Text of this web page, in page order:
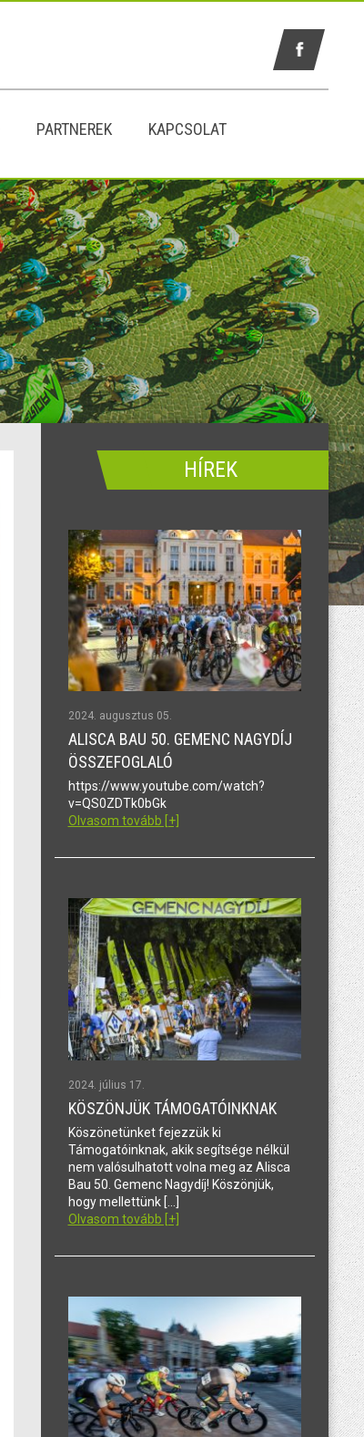
PARTNEREK KAPCSOLAT
HÍREK
2024. augusztus 05.
ALISCA BAU 50. GEMENC NAGYDÍJ
ÖSSZEFOGLALÓ
https://www.youtube.com/watch?
v=QS0ZDTk0bGk
Olvasom tovább [+]
2024. július 17.
KÖSZÖNJÜK TÁMOGATÓINKNAK
Köszönetünket fejezzük ki
Támogatóinknak, akik segítsége nélkül
nem valósulhatott volna meg az Alisca
Bau 50. Gemenc Nagydíj! Köszönjük,
hogy mellettünk […]
Olvasom tovább [+]